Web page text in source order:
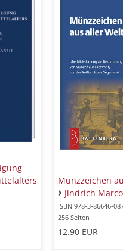
Münzzeichen
Jindrich Marco
ISBN 978-3-86646-
256 Seiten
12.90 EUR